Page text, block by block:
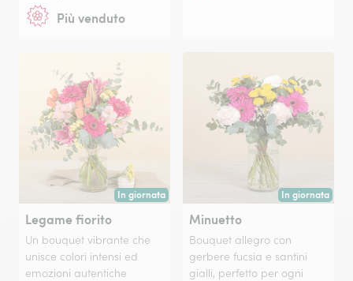
Più venduto
In giornata
Consegna disponibile oggi o in data a tua scelta.
Legame fiorito
Un bouquet vibrante che
unisce colori intensi ed
emozioni autentiche
In giornata
Consegna
Minuetto
Bouquet allegro con
gerbere fucsia e santini
gialli, perfetto per ogni